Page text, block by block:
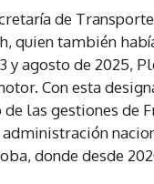
de
quien también
y agosto de 2025,
Con esta
las gestiones de
donde desde